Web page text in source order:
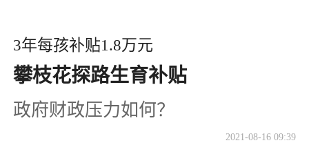
3年每孩补贴1.8万元
攀枝花探路生育补贴
政府财政压力如何？
2021-08-16 09:39